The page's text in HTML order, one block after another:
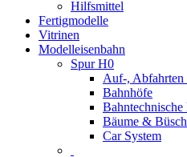
Hilfsmittel
Fertigmodelle
Vitrinen
Modelleisenbahn
Spur H0
Auf-,
Bahnhöfe
Bahntechnische
Bäume &
Car System